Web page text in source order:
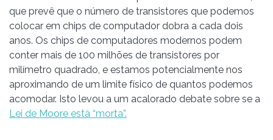
que prevê que o número de transistores que podemos
colocar em chips de computador dobra a cada dois
anos. Os chips de computadores modernos podem
conter mais de 100 milhões de transistores por
milímetro quadrado, e estamos potencialmente nos
aproximando de um limite físico de quantos podemos
acomodar. Isto levou a um acalorado debate sobre se a
Lei de Moore está “morta”.